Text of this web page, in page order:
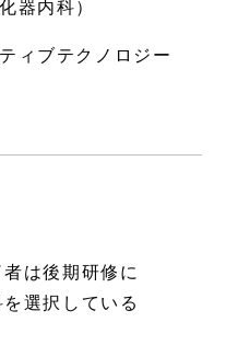
器内科）
ィブテクノロジー
は後期研修に
選択している